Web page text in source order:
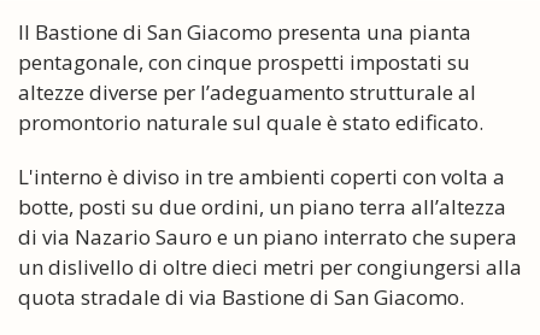
Il Bastione di San Giacomo presenta una pianta
pentagonale, con cinque prospetti impostati su
altezze diverse per l’adeguamento strutturale al
promontorio naturale sul quale è stato edificato.
L'interno è diviso in tre ambienti coperti con volta a
botte, posti su due ordini, un piano terra all’altezza
di via Nazario Sauro e un piano interrato che supera
un dislivello di oltre dieci metri per congiungersi alla
quota stradale di via Bastione di San Giacomo.